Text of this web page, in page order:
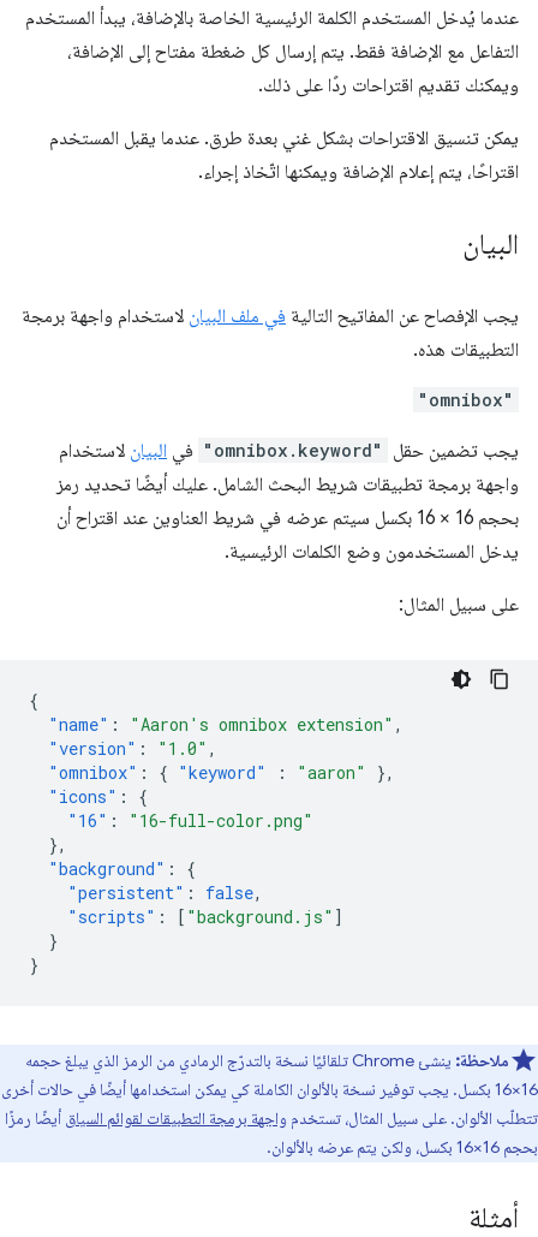
عندما يُدخل المستخدم الكلمة الرئيسية الخاصة بالإضافة، يبدأ المستخدم
التفاعل مع الإضافة فقط. يتم إرسال كل ضغطة مفتاح إلى الإضافة،
ويمكنك تقديم اقتراحات ردًا على ذلك.
يمكن تنسيق الاقتراحات بشكل غني بعدة طرق. عندما يقبل المستخدم
اقتراحًا، يتم إعلام الإضافة ويمكنها اتّخاذ إجراء.
البيان
يجب الإفصاح عن المفاتيح التالية في ملف البيان لاستخدام واجهة برمجة
التطبيقات هذه.
"omnibox"
يجب تضمين حقل "omnibox.keyword" في البيان لاستخدام
واجهة برمجة تطبيقات شريط البحث الشامل. عليك أيضًا تحديد رمز
بحجم 16 × 16 بكسل سيتم عرضه في شريط العناوين عند اقتراح أن
يدخل المستخدمون وضع الكلمات الرئيسية.
على سبيل المثال:
{
"name" : "Aaron's omnibox extension" ,
"version" : "1.0" ,
"omnibox" : { "keyword" : "aaron"
},
"icons" :
{
"16" :
"16-full-color.png"
},
"background" :
{
"persistent" : false,
"scripts" : [ "background.js" ]
}
}
ملاحظة:
ينشئ Chrome تلقائيًا نسخة بالتدرّج الرمادي من الرمز الذي يبلغ حجمه
16×16 بكسل. يجب توفير نسخة بالألوان الكاملة كي يمكن استخدامها أيضًا في حالات أخرى
تتطلّب الألوان. على سبيل المثال، تستخدم واجهة برمجة التطبيقات لقوائم السياق أيضًا رمزًا
بحجم 16×16 بكسل، ولكن يتم عرضه بالألوان.
أمثلة